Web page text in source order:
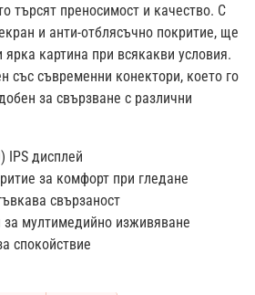
търсят преносимост и качество. С
и анти-отблясъчно покритие, ще
ярка картина при всякакви условия.
със съвременни конектори, което го
за свързване с различни
IPS дисплей
за комфорт при гледане
свързаност
за мултимедийно изживяване
спокойствие